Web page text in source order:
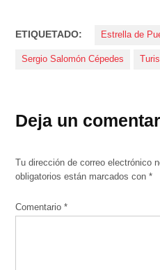
ETIQUETADO: Estrella de
Sergio Salomón Cépedes
Deja un
Tu dirección de correo electrónico
obligatorios están marcados con*
Comentario*